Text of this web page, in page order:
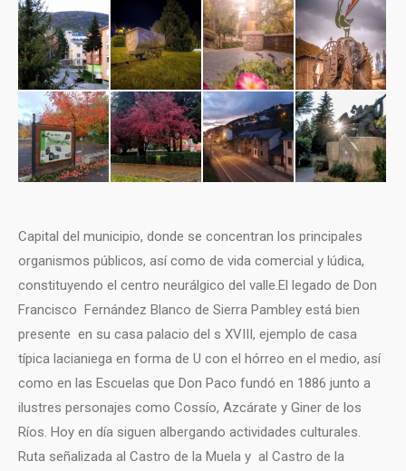
Capital del municipio, donde se concentran los principales
organismos públicos, así como de vida comercial y lúdica,
constituyendo el centro neurálgico del valle.El legado de Don
Francisco Fernández Blanco de Sierra Pambley está bien
presente en su casa palacio del s XVIII, ejemplo de casa
típica lacianiega en forma de U con el hórreo en el medio, así
como en las Escuelas que Don Paco fundó en 1886 junto a
ilustres personajes como Cossío, Azcárate y Giner de los
Ríos. Hoy en día siguen albergando actividades culturales.
Ruta señalizada al Castro de la Muela y al Castro de la